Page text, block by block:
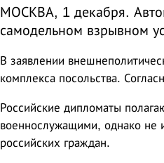
МОСКВА, 1 декабря.
самодельном взрывном
В заявлении
комплекса посольства.
Российские дипломаты
военнослужащими, однако не
российских граждан.